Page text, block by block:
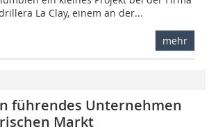
La Clay, einem an der...
mehr
führendes Unternehmen
Markt